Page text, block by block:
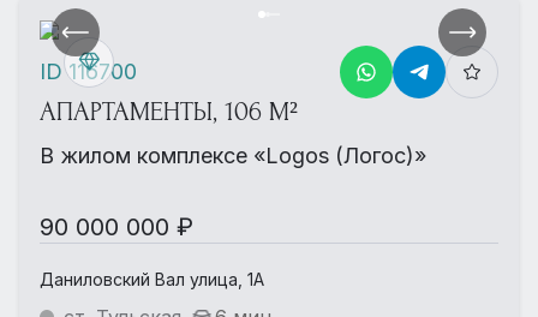
АПАРТАМЕНТЫ, 106 М²
В жилом комплексе «Logos (Логос)»
90 000 000 ₽
Даниловский Вал улица, 1А
ID 116700